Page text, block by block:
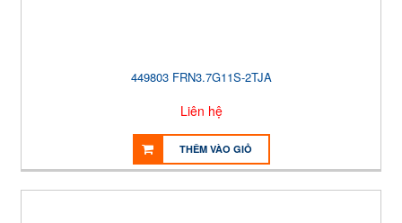
449803 FRN3.7G11S-2TJA
Liên hệ
THÊM VÀO GIỎ